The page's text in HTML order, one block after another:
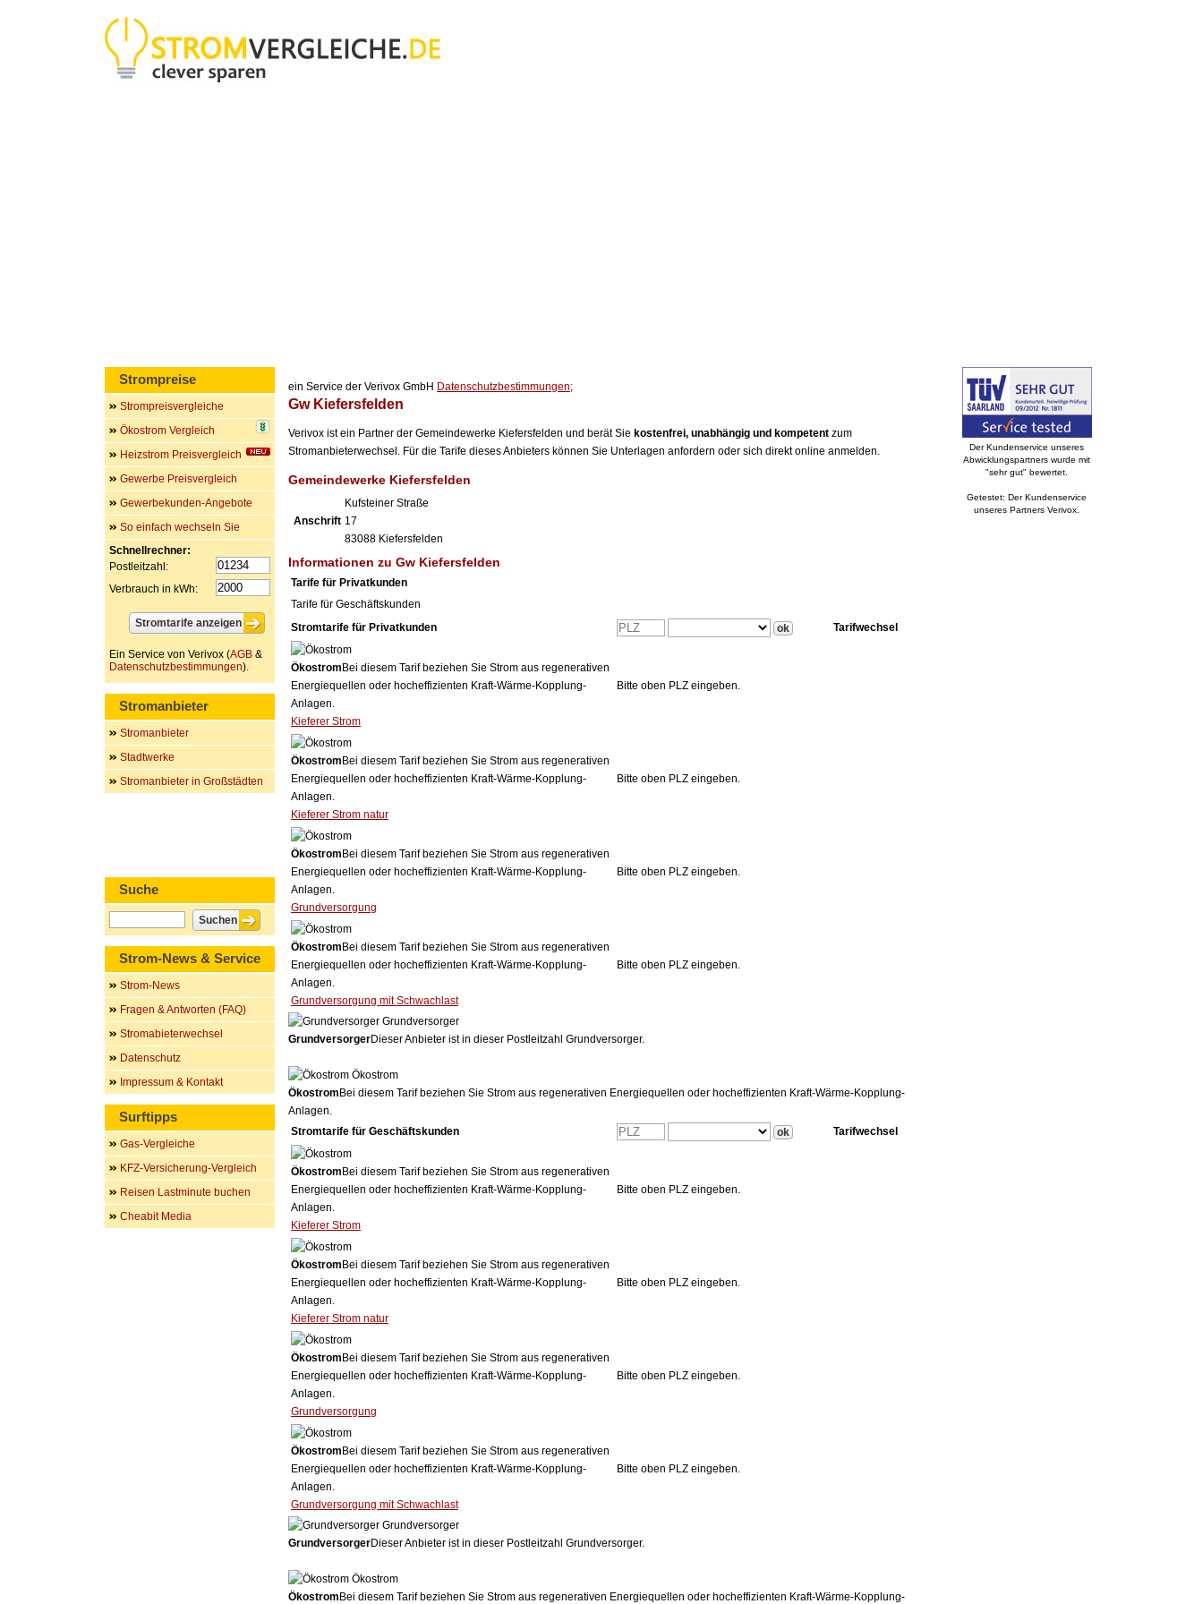
ein Service der Verivox GmbH Datenschutzbestimmungen;
Gw Kiefersfelden
Verivox ist ein Partner der Gemeindewerke Kiefersfelden und berät Sie kostenfrei, unabhängig und kompetent zum
Stromanbieterwechsel. Für die Tarife dieses Anbieters können Sie Unterlagen anfordern oder sich direkt online anmelden.
Gemeindewerke Kiefersfelden
Anschrift
Kufsteiner Straße
17
83088 Kiefersfelden
Informationen zu Gw Kiefersfelden
Tarife für Privatkunden
Tarife für Geschäftskunden
Stromtarife für Privatkunden
Tarifwechsel
Ökostrom Bei diesem Tarif beziehen Sie Strom aus regenerativen
Energiequellen oder hocheffizienten Kraft-Wärme-Kopplung-
Anlagen.
Kieferer Strom
Bitte oben PLZ eingeben.
Ökostrom Bei diesem Tarif beziehen Sie Strom aus regenerativen
Energiequellen oder hocheffizienten Kraft-Wärme-Kopplung-
Anlagen.
Kieferer Strom natur
Bitte oben PLZ eingeben.
Ökostrom Bei diesem Tarif beziehen Sie Strom aus regenerativen
Energiequellen oder hocheffizienten Kraft-Wärme-Kopplung-
Anlagen.
Grundversorgung
Bitte oben PLZ eingeben.
Ökostrom Bei diesem Tarif beziehen Sie Strom aus regenerativen
Energiequellen oder hocheffizienten Kraft-Wärme-Kopplung-
Anlagen.
Grundversorgung mit Schwachlast
Bitte oben PLZ eingeben.
Grundversorger
GrundversorgerDieser Anbieter ist in dieser Postleitzahl Grundversorger.
Ökostrom
Ökostrom Bei diesem Tarif beziehen Sie Strom aus regenerativen Energiequellen oder hocheffizienten Kraft-Wärme-Kopplung-
Anlagen.
Stromtarife für Geschäftskunden
Tarifwechsel
Ökostrom Bei diesem Tarif beziehen Sie Strom aus regenerativen
Energiequellen oder hocheffizienten Kraft-Wärme-Kopplung-
Anlagen.
Kieferer Strom
Bitte oben PLZ eingeben.
Ökostrom Bei diesem Tarif beziehen Sie Strom aus regenerativen
Energiequellen oder hocheffizienten Kraft-Wärme-Kopplung-
Anlagen.
Kieferer Strom natur
Bitte oben PLZ eingeben.
Ökostrom Bei diesem Tarif beziehen Sie Strom aus regenerativen
Energiequellen oder hocheffizienten Kraft-Wärme-Kopplung-
Anlagen.
Grundversorgung
Bitte oben PLZ eingeben.
Ökostrom Bei diesem Tarif beziehen Sie Strom aus regenerativen
Energiequellen oder hocheffizienten Kraft-Wärme-Kopplung-
Anlagen.
Grundversorgung mit Schwachlast
Bitte oben PLZ eingeben.
Grundversorger
GrundversorgerDieser Anbieter ist in dieser Postleitzahl Grundversorger.
Ökostrom
Ökostrom Bei diesem Tarif beziehen Sie Strom aus regenerativen Energiequellen oder hocheffizienten Kraft-Wärme-Kopplung-
Strompreise
Strompreisvergleiche
Ökostrom Vergleich
Heizstrom Preisvergleich
Gewerbe Preisvergleich
Gewerbekunden-Angebote
So einfach wechseln Sie
Schnellrechner:
Postleitzahl:
Verbrauch in kWh:
Ein Service von Verivox (AGB &
Datenschutzbestimmungen).
Stromanbieter
Stromanbieter
Stadtwerke
Stromanbieter in Großstädten
Suche
Strom-News & Service
Strom-News
Fragen & Antworten (FAQ)
Stromabieterwechsel
Datenschutz
Impressum & Kontakt
Surftipps
Gas-Vergleiche
KFZ-Versicherung-Vergleich
Reisen Lastminute buchen
Cheabit Media
Der Kundenservice unseres
Abwicklungspartners wurde mit
"sehr gut" bewertet.
Getestet: Der Kundenservice
unseres Partners Verivox.